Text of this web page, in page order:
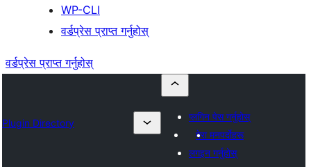
WP-CLI
वर्डप्रेस प्राप्त गर्नुहोस्
वर्डप्रेस प्राप्त गर्नुहोस्
Plugin Directory
प्लगिन पेस गर्नुहोस्
मेरा मनपर्दोहरू
लगइन गर्नुहोस्